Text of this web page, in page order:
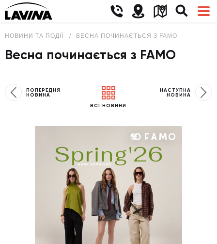
НОВИНИ ТА ПОДІЇ ВЕСНА ПОЧИНАЄТЬСЯ З FAMO
Весна починається з FAMO
ПОПЕРЕДНЯ
НОВИНА
ВСІ НОВИНИ
НАСТУПНА
НОВИНА